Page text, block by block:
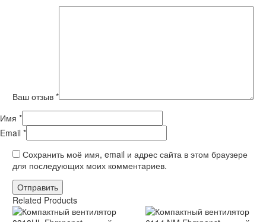
Ваш отзыв *
Имя *
Email *
Сохранить моё имя, email и адрес сайта в этом браузере
для последующих моих комментариев.
Отправить
Related Products